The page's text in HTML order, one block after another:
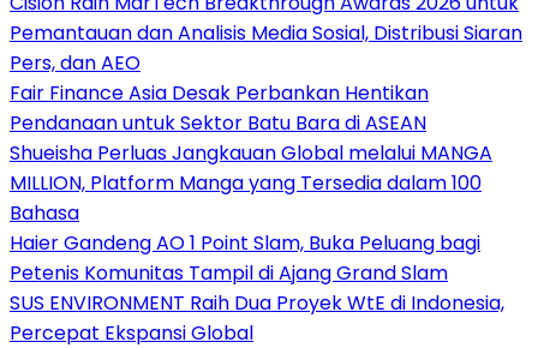
Pemantauan dan Analisis Media Sosial, Distribusi Siaran
Pers, dan AEO
Fair Finance Asia Desak Perbankan Hentikan
Pendanaan untuk Sektor Batu Bara di ASEAN
Shueisha Perluas Jangkauan Global melalui MANGA
MILLION, Platform Manga yang Tersedia dalam 100
Bahasa
Haier Gandeng AO 1 Point Slam, Buka Peluang bagi
Petenis Komunitas Tampil di Ajang Grand Slam
SUS ENVIRONMENT Raih Dua Proyek WtE di Indonesia,
Percepat Ekspansi Global